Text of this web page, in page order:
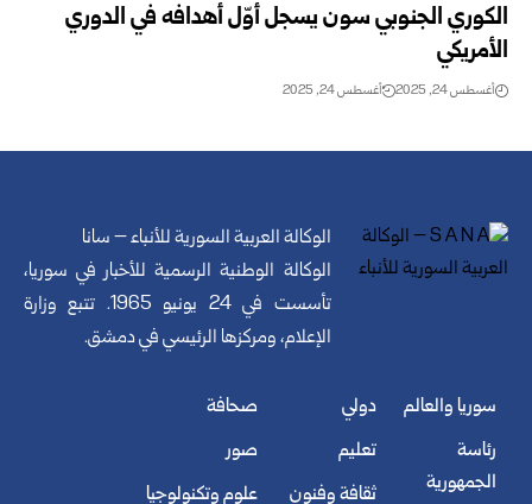
الكوري الجنوبي سون يسجل أوّل أهدافه في الدوري
الأمريكي
أغسطس 24, 2025 أغسطس 24, 2025
الوكالة العربية السورية للأنباء – سانا
الوكالة الوطنية الرسمية للأخبار في سوريا،
تأسست في 24 يونيو 1965. تتبع وزارة
الإعلام، ومركزها الرئيسي في دمشق.
سوريا والعالم
رئاسة
الجمهورية
دولي
تعليم
ثقافة وفنون
صحافة
صور
علوم وتكنولوجيا